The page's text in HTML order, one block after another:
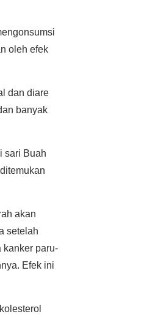
oleh efek
dan diare
banyak
sari Buah
akan
setelah
kanker paru-
Efek ini